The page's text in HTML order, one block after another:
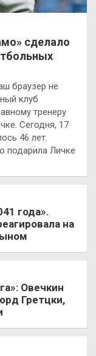
сделало
браузер не
клуб
тренеру
Сегодня, 17
46 лет.
подарила Личке
года».
на
Овечкин
Гретцки,